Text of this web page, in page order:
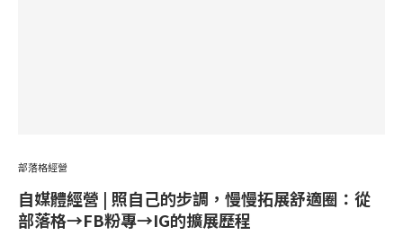
部落格經營
自媒體經營 | 照自己的步調，慢慢拓展舒適圈：從
部落格→FB粉專→IG的擴展歷程